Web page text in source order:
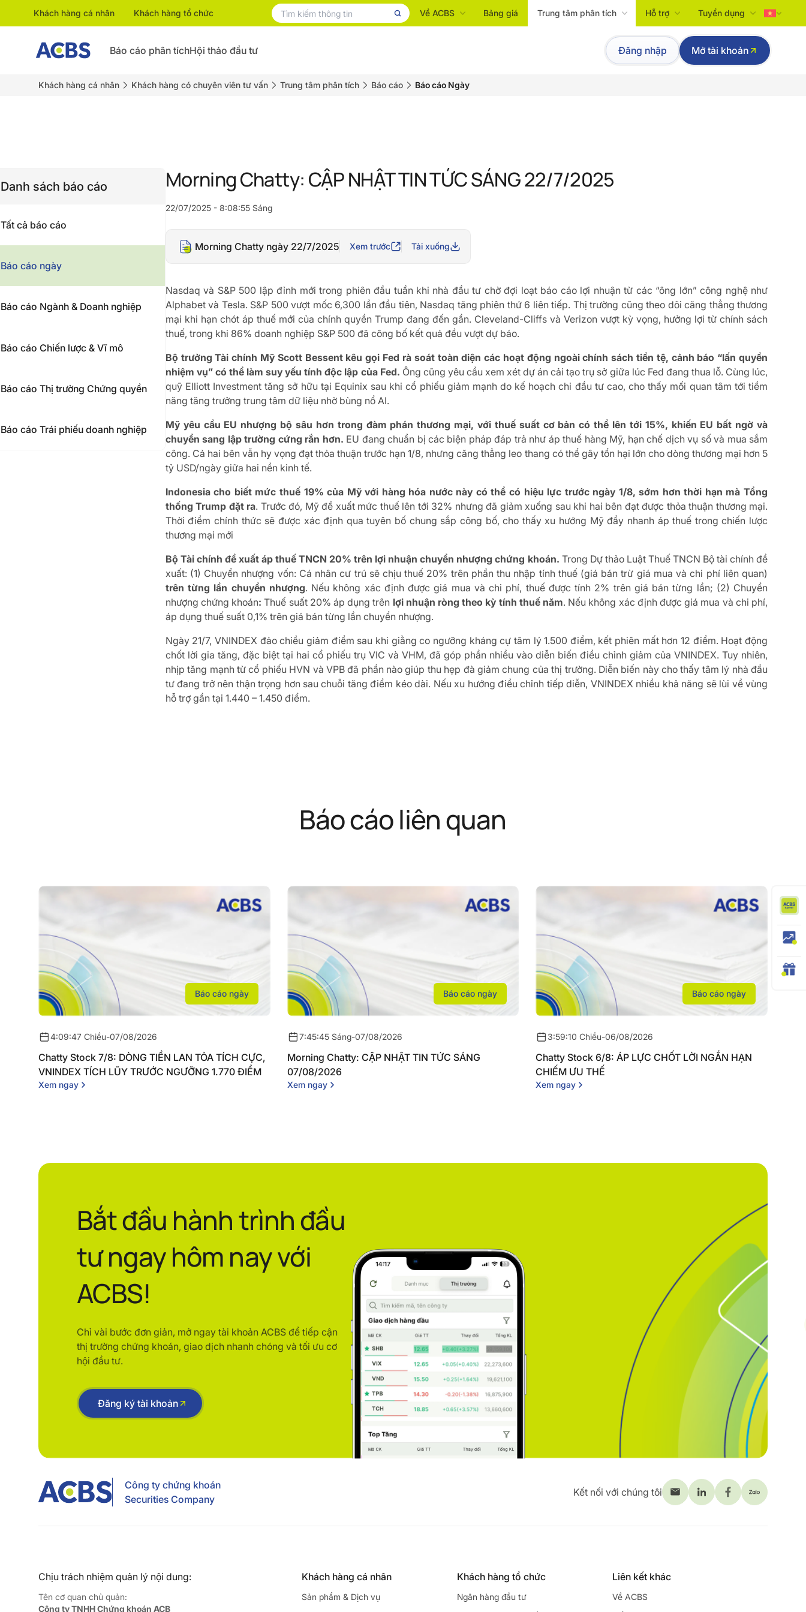
Khách hàng cá nhân Khách hàng tổ chức Về ACBS Bảng giá Trung tâm phân tích Hỗ trợ Tuyển dụng
Tiếng Việt
English
Báo cáo phân tíchHội thảo đầu tư Đăng nhập Mở tài khoản
Khách hàng cá nhân Khách hàng có chuyên viên tư vấn Trung tâm phân tích Báo cáo Báo cáo Ngày
Danh sách báo cáo
Tất cả báo cáo
Báo cáo ngày
Báo cáo Ngành & Doanh nghiệp
Báo cáo Chiến lược & Vĩ mô
Báo cáo Thị trường Chứng quyền
Báo cáo Trái phiếu doanh nghiệp
Morning Chatty: CẬP NHẬT TIN TỨC SÁNG 22/7/2025
22/07/2025 - 8:08:55 Sáng
Morning Chatty ngày 22/7/2025 Xem trước Tải xuống
Nasdaq và S&P 500 lập đỉnh mới trong phiên đầu tuần khi nhà đầu tư chờ đợi loạt báo cáo lợi nhuận từ các “ông lớn” công nghệ như
Alphabet và Tesla. S&P 500 vượt mốc 6,300 lần đầu tiên, Nasdaq tăng phiên thứ 6 liên tiếp. Thị trường cũng theo dõi căng thẳng thương
mại khi hạn chót áp thuế mới của chính quyền Trump đang đến gần. Cleveland-Cliffs và Verizon vượt kỳ vọng, hưởng lợi từ chính sách
thuế, trong khi 86% doanh nghiệp S&P 500 đã công bố kết quả đều vượt dự báo.
Bộ trưởng Tài chính Mỹ Scott Bessent kêu gọi Fed rà soát toàn diện các hoạt động ngoài chính sách tiền tệ, cảnh báo “lấn quyền
nhiệm vụ” có thể làm suy yếu tính độc lập của Fed. Ông cũng yêu cầu xem xét dự án cải tạo trụ sở giữa lúc Fed đang thua lỗ. Cùng lúc,
quỹ Elliott Investment tăng sở hữu tại Equinix sau khi cổ phiếu giảm mạnh do kế hoạch chi đầu tư cao, cho thấy mối quan tâm tới tiềm
năng tăng trưởng trung tâm dữ liệu nhờ bùng nổ AI.
Mỹ yêu cầu EU nhượng bộ sâu hơn trong đàm phán thương mại, với thuế suất cơ bản có thể lên tới 15%, khiến EU bất ngờ và
chuyển sang lập trường cứng rắn hơn. EU đang chuẩn bị các biện pháp đáp trả như áp thuế hàng Mỹ, hạn chế dịch vụ số và mua sắm
công. Cả hai bên vẫn hy vọng đạt thỏa thuận trước hạn 1/8, nhưng căng thẳng leo thang có thể gây tổn hại lớn cho dòng thương mại hơn 5
tỷ USD/ngày giữa hai nền kinh tế.
Indonesia cho biết mức thuế 19% của Mỹ với hàng hóa nước này có thể có hiệu lực trước ngày 1/8, sớm hơn thời hạn mà Tổng
thống Trump đặt ra. Trước đó, Mỹ đề xuất mức thuế lên tới 32% nhưng đã giảm xuống sau khi hai bên đạt được thỏa thuận thương mại.
Thời điểm chính thức sẽ được xác định qua tuyên bố chung sắp công bố, cho thấy xu hướng Mỹ đẩy nhanh áp thuế trong chiến lược
thương mại mới
Bộ Tài chính đề xuất áp thuế TNCN 20% trên lợi nhuận chuyển nhượng chứng khoán. Trong Dự thảo Luật Thuế TNCN Bộ tài chính đề
xuất: (1) Chuyển nhượng vốn: Cá nhân cư trú sẽ chịu thuế 20% trên phần thu nhập tính thuế (giá bán trừ giá mua và chi phí liên quan)
trên từng lần chuyển nhượng. Nếu không xác định được giá mua và chi phí, thuế được tính 2% trên giá bán từng lần; (2) Chuyển
nhượng chứng khoán: Thuế suất 20% áp dụng trên lợi nhuận ròng theo kỳ tính thuế năm. Nếu không xác định được giá mua và chi phí,
áp dụng thuế suất 0,1% trên giá bán từng lần chuyển nhượng.
Ngày 21/7, VNINDEX đảo chiều giảm điểm sau khi giằng co ngưỡng kháng cự tâm lý 1.500 điểm, kết phiên mất hơn 12 điểm. Hoạt động
chốt lời gia tăng, đặc biệt tại hai cổ phiếu trụ VIC và VHM, đã góp phần nhiều vào diễn biến điều chỉnh giảm của VNINDEX. Tuy nhiên,
nhịp tăng mạnh từ cổ phiếu HVN và VPB đã phần nào giúp thu hẹp đà giảm chung của thị trường. Diễn biến này cho thấy tâm lý nhà đầu
tư đang trở nên thận trọng hơn sau chuỗi tăng điểm kéo dài. Nếu xu hướng điều chỉnh tiếp diễn, VNINDEX nhiều khả năng sẽ lùi về vùng
hỗ trợ gần tại 1.440 – 1.450 điểm.
Báo cáo liên quan
Báo cáo ngày
4:09:47 Chiều-07/08/2026
Chatty Stock 7/8: DÒNG TIỀN LAN TỎA TÍCH CỰC,
VNINDEX TÍCH LŨY TRƯỚC NGƯỠNG 1.770 ĐIỂM
Xem ngay
Báo cáo ngày
7:45:45 Sáng-07/08/2026
Morning Chatty: CẬP NHẬT TIN TỨC SÁNG
07/08/2026
Xem ngay
Báo cáo ngày
3:59:10 Chiều-06/08/2026
Chatty Stock 6/8: ÁP LỰC CHỐT LỜI NGẮN HẠN
CHIẾM ƯU THẾ
Xem ngay
Bắt đầu hành trình đầu
tư ngay hôm nay với
ACBS!
Chỉ vài bước đơn giản, mở ngay tài khoản ACBS để tiếp cận
thị trường chứng khoán, giao dịch nhanh chóng và tối ưu cơ
hội đầu tư.
Đăng ký tài khoản
Công ty chứng khoán
Securities Company
Kết nối với chúng tôi
Chịu trách nhiệm quản lý nội dung:
Tên cơ quan chủ quản:
Công ty TNHH Chứng khoán ACB
Khách hàng cá nhân
Sản phẩm & Dịch vụ
Khách hàng tổ chức
Ngân hàng đầu tư
Liên kết khác
Về ACBS